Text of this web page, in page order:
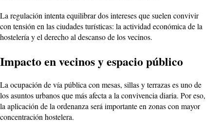
La regulación intenta equilibrar dos intereses que suelen convivir
con tensión en las ciudades turísticas: la actividad económica de la
hostelería y el derecho al descanso de los vecinos.
Impacto en vecinos y espacio público
La ocupación de vía pública con mesas, sillas y terrazas es uno de
los asuntos urbanos que más afecta a la convivencia diaria. Por eso,
la aplicación de la ordenanza será importante en zonas con mayor
concentración hostelera.